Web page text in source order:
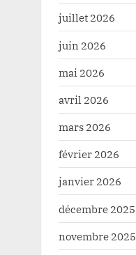
juillet 2026
juin 2026
mai 2026
avril 2026
mars 2026
février 2026
janvier 2026
décembre 2025
novembre 2025